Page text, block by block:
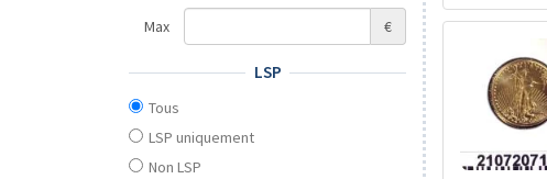
Max €
LSP
Tous
LSP uniquement
Non LSP